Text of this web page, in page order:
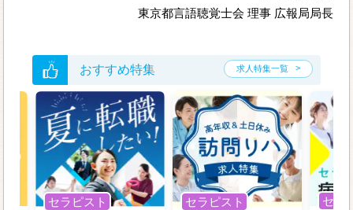
東京都言語聴覚士会 理事 広報局局長
おすすめ特集 求人特集一覧
セラピスト セラピスト セラ